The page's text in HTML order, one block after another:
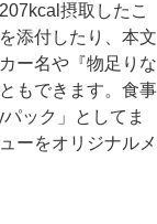
摂取したこ
添付したり、本文
ー名や『物足りな
もできます。食事
ック」としてま
ーをオリジナルメ